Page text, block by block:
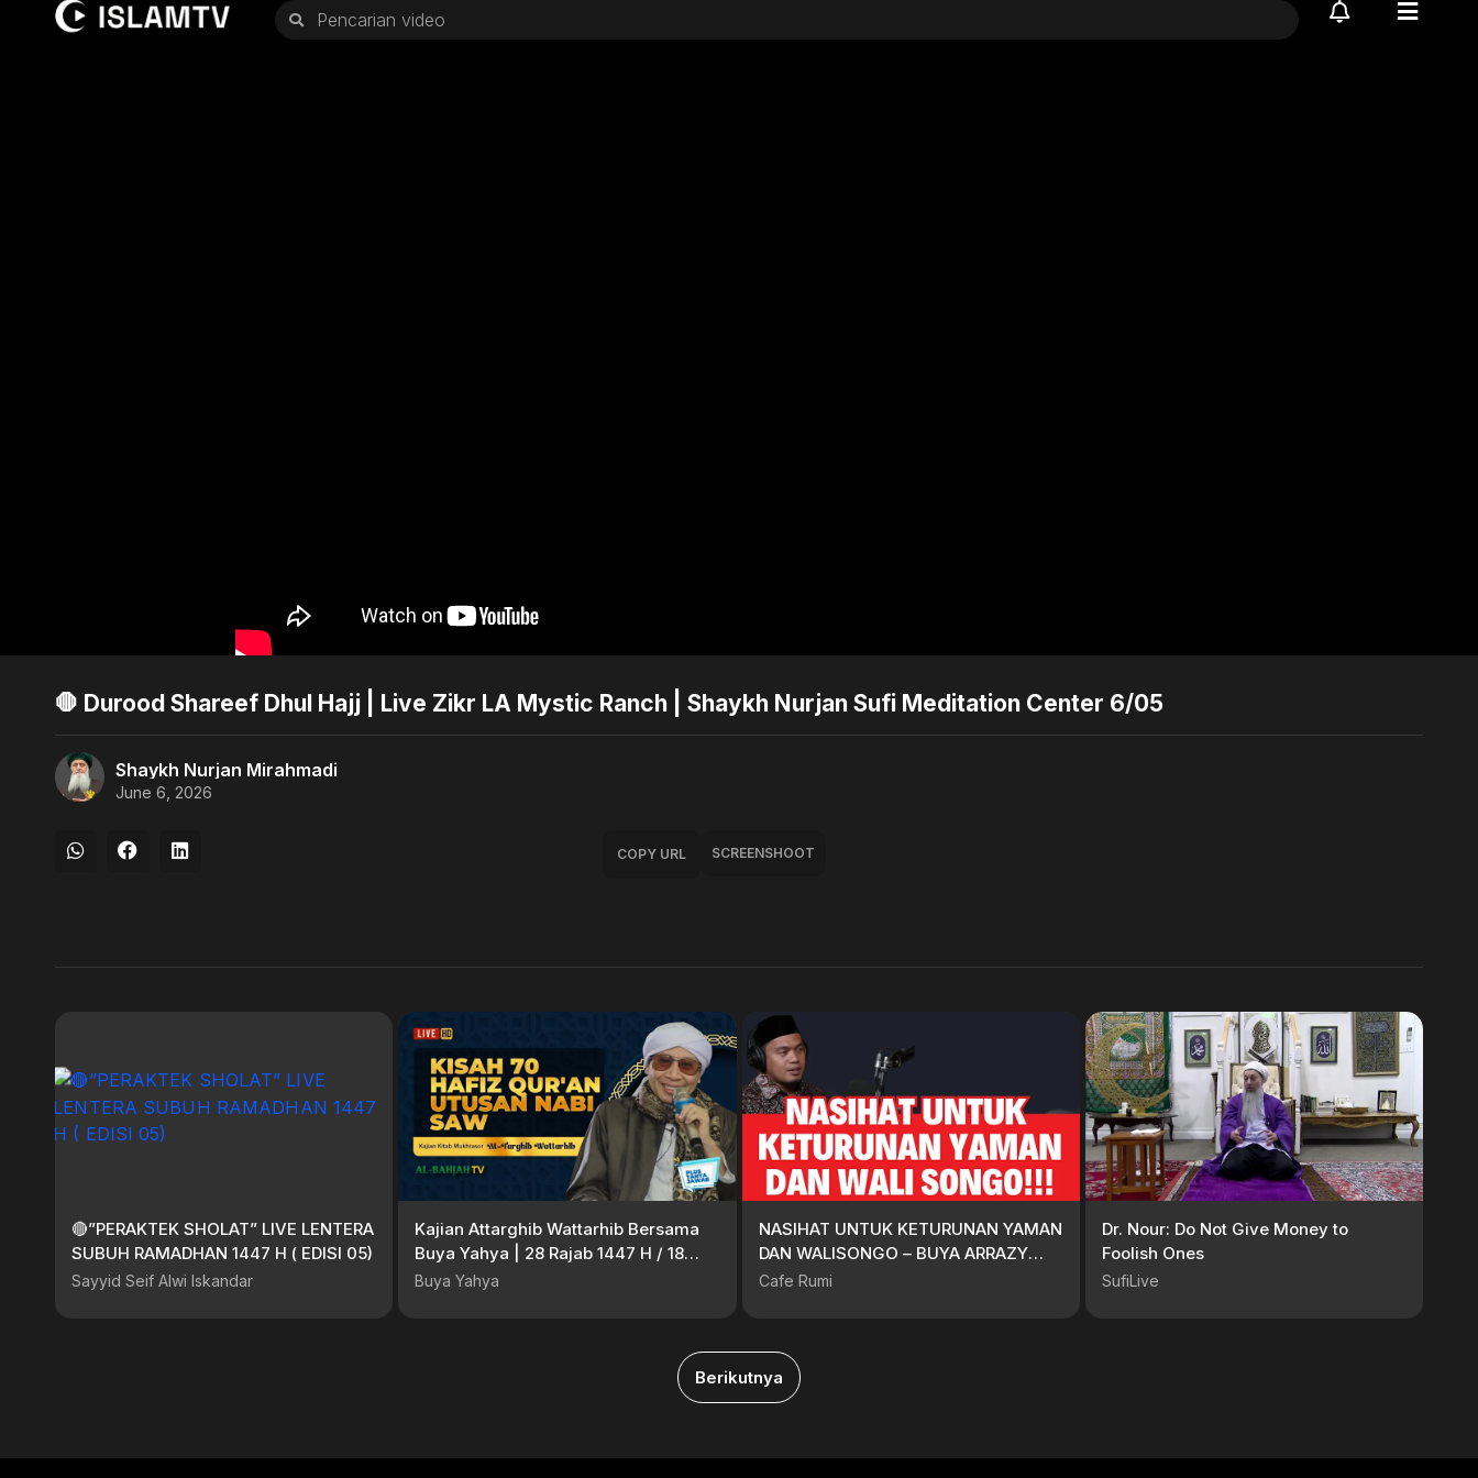
🛑 Durood Shareef Dhul Hajj | Live Zikr LA Mystic Ranch | Shaykh Nurjan Sufi Meditation Center 6/05
Shaykh Nurjan Mirahmadi
June 6, 2026
COPY URL SCREENSHOOT
🔴”PERAKTEK SHOLAT” LIVE LENTERA
SUBUH RAMADHAN 1447 H ( EDISI 05)
Sayyid Seif Alwi Iskandar
Kajian Attarghib Wattarhib Bersama
Buya Yahya | 28 Rajab 1447 H / 18
Januari 2026 M
Buya Yahya
NASIHAT UNTUK KETURUNAN YAMAN
DAN WALISONGO – BUYA ARRAZY
HASYIM,MA
Cafe Rumi
Dr. Nour: Do Not Give Money to
Foolish Ones
SufiLive
Berikutnya